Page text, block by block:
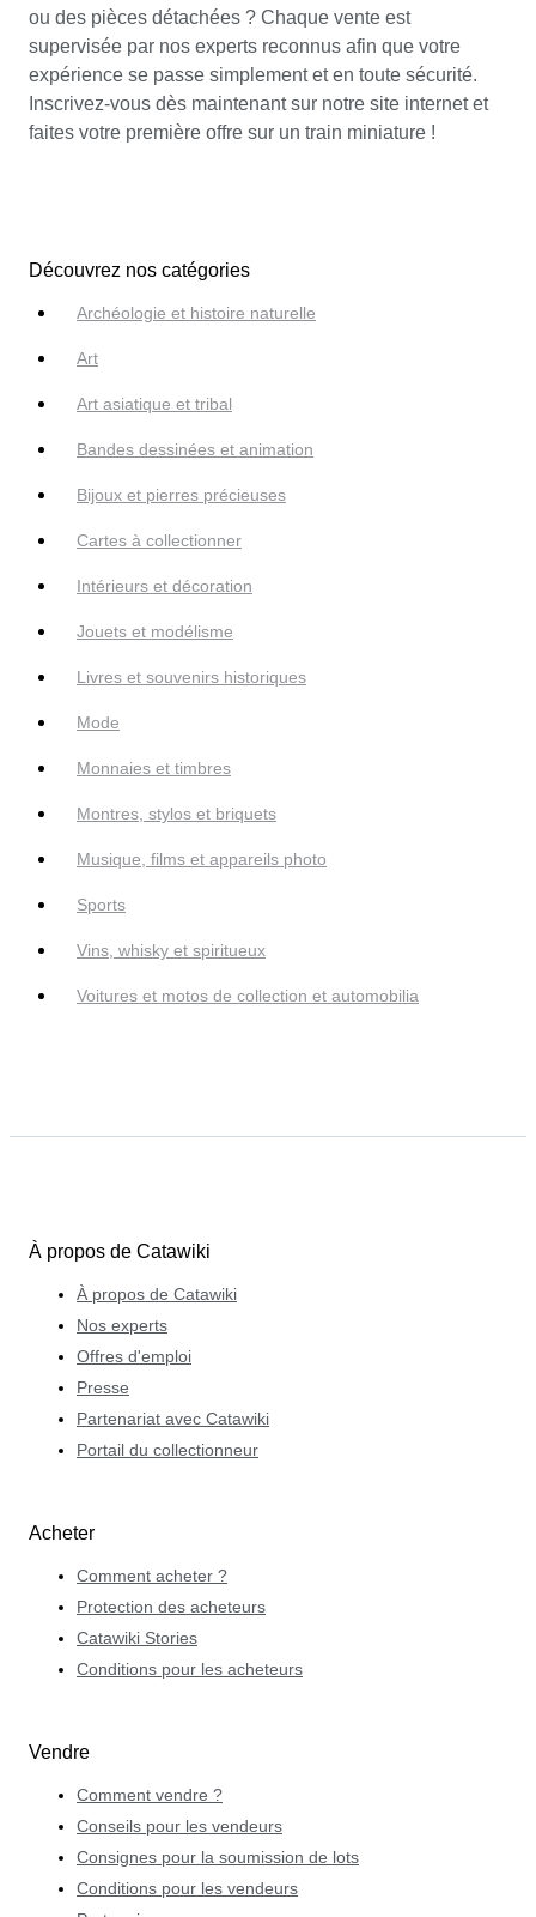
ou des pièces détachées ? Chaque vente est
supervisée par nos experts reconnus afin que votre
expérience se passe simplement et en toute sécurité.
Inscrivez-vous dès maintenant sur notre site internet et
faites votre première offre sur un train miniature !
Découvrez nos catégories
Archéologie et histoire naturelle
Art
Art asiatique et tribal
Bandes dessinées et animation
Bijoux et pierres précieuses
Cartes à collectionner
Intérieurs et décoration
Jouets et modélisme
Livres et souvenirs historiques
Mode
Monnaies et timbres
Montres, stylos et briquets
Musique, films et appareils photo
Sports
Vins, whisky et spiritueux
Voitures et motos de collection et automobilia
À propos de Catawiki
À propos de Catawiki
Nos experts
Offres d'emploi
Presse
Partenariat avec Catawiki
Portail du collectionneur
Acheter
Comment acheter ?
Protection des acheteurs
Catawiki Stories
Conditions pour les acheteurs
Vendre
Comment vendre ?
Conseils pour les vendeurs
Consignes pour la soumission de lots
Conditions pour les vendeurs